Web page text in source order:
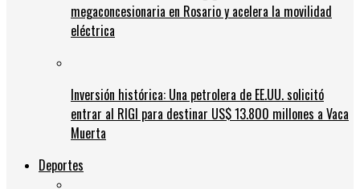
megaconcesionaria en Rosario y acelera la movilidad
eléctrica
Inversión histórica: Una petrolera de EE.UU. solicitó
entrar al RIGI para destinar US$ 13.800 millones a Vaca
Muerta
Deportes